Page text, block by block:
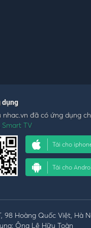
dụng
nhac.vn đã có ứng dụng
Smart TV
Tải cho
Tải cho
98 Hoàng Quốc Việt, Hà
Ông Lê Hữu Toàn